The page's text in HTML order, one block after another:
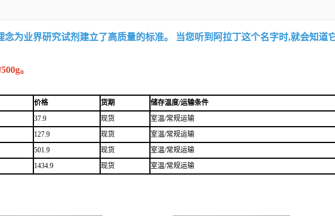
为业界研究试剂建立了高质量的标准。 当您听到阿拉丁这个名字时,就会知道
。
价格 货期
储存温度/运输条件
37.9 现货
室温/常规运输
127.9 现货
室温/常规运输
501.9 现货
室温/常规运输
1434.9 现货 室温/常规运输